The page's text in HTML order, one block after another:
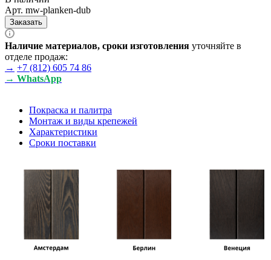
Арт. mw-planken-dub
Заказать
Наличие материалов, сроки изготовления уточняйте в
отделе продаж:
→ +7 (812) 605 74 86
→ WhatsApp
Покраска и палитра
Монтаж и виды крепежей
Характеристики
Сроки поставки